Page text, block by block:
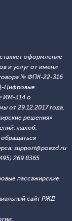
оформление
и услуг от имени
№ ФПК-22-316
Цифровые
ИМ-314 о
от 29.12.2017 года,
решения»
жалоб,
support@poezd.ru
269 8365
пассажирские
сайт РЖД
.